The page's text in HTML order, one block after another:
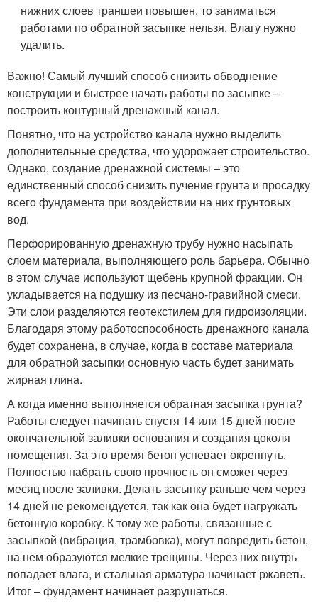
нижних слоев траншеи повышен, то заниматься
работами по обратной засыпке нельзя. Влагу нужно
удалить.
Важно! Самый лучший способ снизить обводнение
конструкции и быстрее начать работы по засыпке –
построить контурный дренажный канал.
Понятно, что на устройство канала нужно выделить
дополнительные средства, что удорожает строительство.
Однако, создание дренажной системы – это
единственный способ снизить пучение грунта и просадку
всего фундамента при воздействии на них грунтовых
вод.
Перфорированную дренажную трубу нужно насыпать
слоем материала, выполняющего роль барьера. Обычно
в этом случае используют щебень крупной фракции. Он
укладывается на подушку из песчано-гравийной смеси.
Эти слои разделяются геотекстилем для гидроизоляции.
Благодаря этому работоспособность дренажного канала
будет сохранена, в случае, когда в составе материала
для обратной засыпки основную часть будет занимать
жирная глина.
А когда именно выполняется обратная засыпка грунта?
Работы следует начинать спустя 14 или 15 дней после
окончательной заливки основания и создания цоколя
помещения. За это время бетон успевает окрепнуть.
Полностью набрать свою прочность он сможет через
месяц после заливки. Делать засыпку раньше чем через
14 дней не рекомендуется, так как она будет нагружать
бетонную коробку. К тому же работы, связанные с
засыпкой (вибрация, трамбовка), могут повредить бетон,
на нем образуются мелкие трещины. Через них внутрь
попадает влага, и стальная арматура начинает ржаветь.
Итог – фундамент начинает разрушаться.